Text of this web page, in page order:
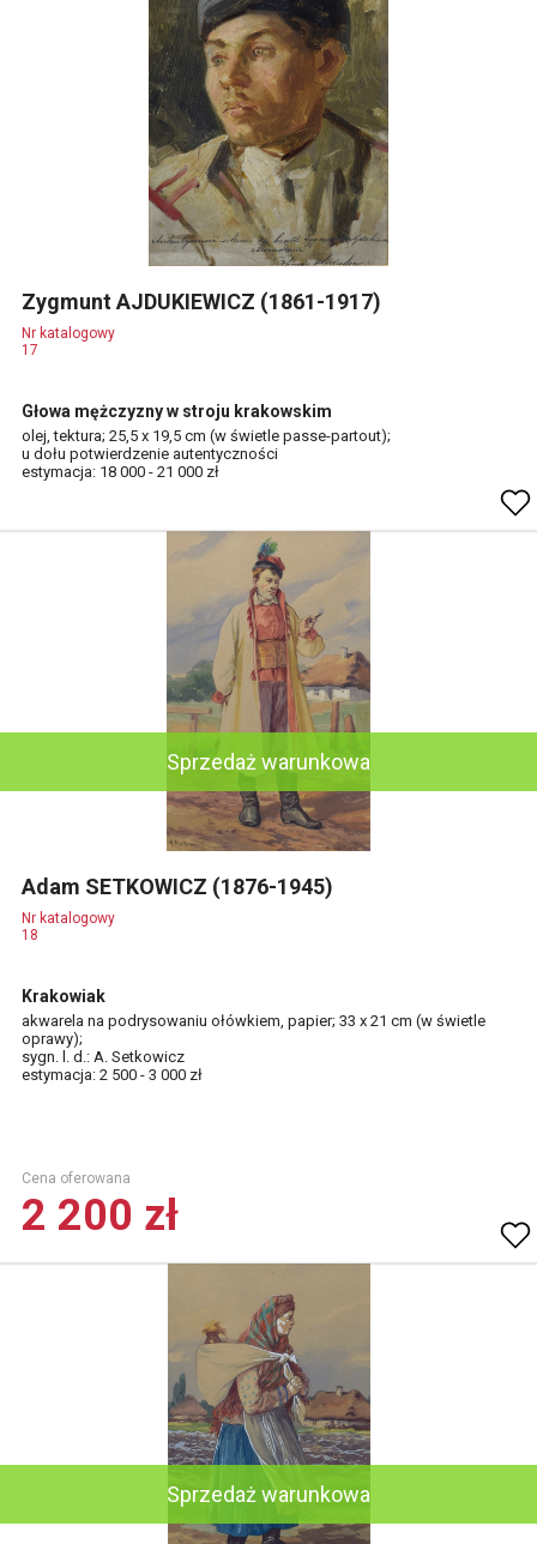
Zygmunt AJDUKIEWICZ (1861-1917)
Nr katalogowy
17
Głowa mężczyzny w stroju krakowskim
olej, tektura; 25,5 x 19,5 cm (w świetle passe-partout);
u dołu potwierdzenie autentyczności
estymacja: 18 000 - 21 000 zł
Sprzedaż warunkowa
Adam SETKOWICZ (1876-1945)
Nr katalogowy
18
Krakowiak
akwarela na podrysowaniu ołówkiem, papier; 33 x 21 cm (w świetle
oprawy);
sygn. l. d.: A. Setkowicz
estymacja: 2 500 - 3 000 zł
Cena oferowana
2 200 zł
Sprzedaż warunkowa